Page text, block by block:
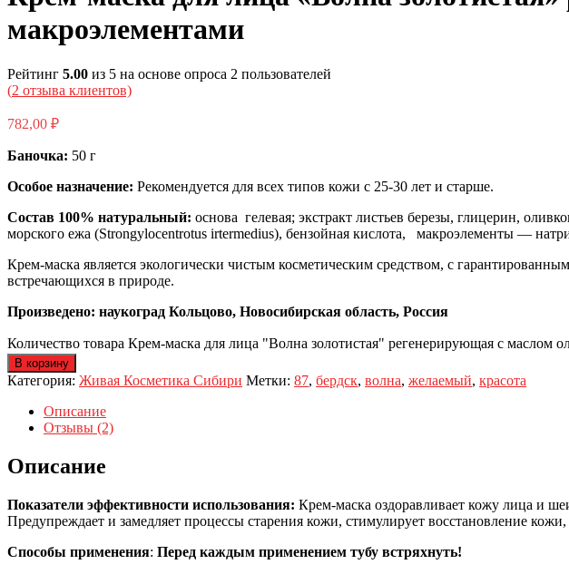
макроэлементами
Рейтинг 5.00 из 5 на основе опроса 2 пользователей
(2 отзыва клиентов)
782,00 ₽
Баночка: 50 г
Особое назначение: Рекомендуется для всех типов кожи с 25-30 лет и старше.
Состав 100% натуральный: основа гелевая; экстракт листьев березы, глицерин,
морского ежа (Strongylocentrotus irtermedius), бензойная кислота, макроэлементы —
Крем-маска является экологически чистым косметическим средством, с
встречающихся в природе.
Произведено: наукоград Кольцово, Новосибирская область, Россия
Количество товара Крем-маска для лица "Волна золотистая" регенерирующая с маслом
В корзину
Категория: Живая Косметика Сибири Метки: 87, бердск, волна, желаемый, красота
Описание
Отзывы (2)
Описание
Показатели эффективности использования: Крем-маска оздоравливает кожу лица и
Предупреждает и замедляет процессы старения кожи, стимулирует восстановление
Способы применения: Перед каждым применением тубу встряхнуть!